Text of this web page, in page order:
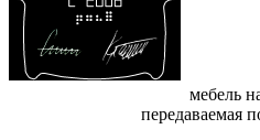
мебель
передаваемая